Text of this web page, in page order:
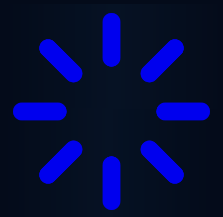
Saltar para o conteúdo principal